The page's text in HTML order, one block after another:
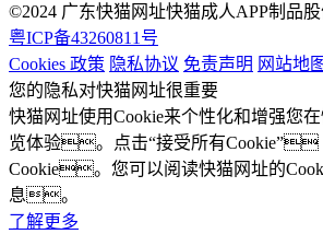
©2024 广东快猫网址快猫成人APP制品
粤ICP备43260811号
Cookies 政策 隐私协议 免责声明 网站地图
您的隐私对快猫网址很重要
快猫网址使用Cookie来个性化和增强您
览体验。点击“接受所有Cookie”
Cookie。您可以阅读快猫网址的
息。
了解更多